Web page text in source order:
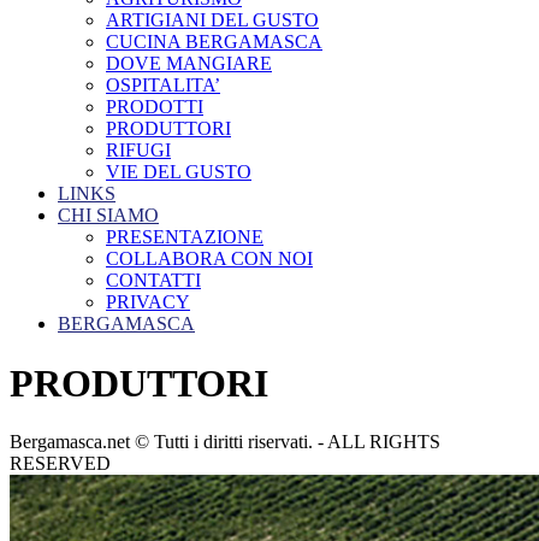
ARTIGIANI DEL GUSTO
CUCINA BERGAMASCA
DOVE MANGIARE
OSPITALITA’
PRODOTTI
PRODUTTORI
RIFUGI
VIE DEL GUSTO
LINKS
CHI SIAMO
PRESENTAZIONE
COLLABORA CON NOI
CONTATTI
PRIVACY
BERGAMASCA
PRODUTTORI
Bergamasca.net © Tutti i diritti riservati. - ALL RIGHTS
RESERVED